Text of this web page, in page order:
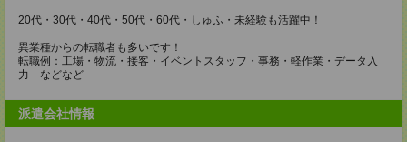
20代・30代・40代・50代・60代・しゅふ・未経験も活躍中！
異業種からの転職者も多いです！
転職例：工場・物流・接客・イベントスタッフ・事務・軽作業・データ入
力 などなど
派遣会社情報